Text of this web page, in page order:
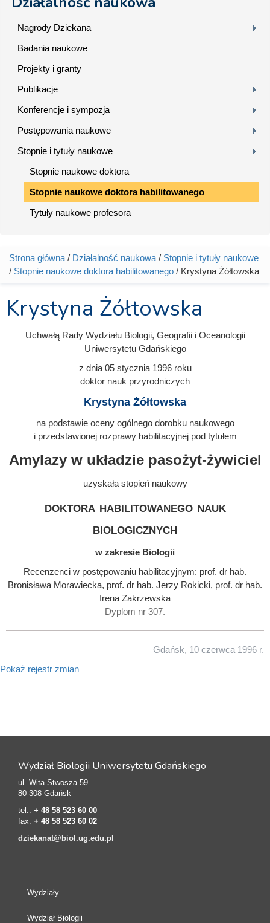
Nagrody Dziekana
Badania naukowe
Projekty i granty
Publikacje
Konferencje i sympozja
Postępowania naukowe
Stopnie i tytuły naukowe
Stopnie naukowe doktora
Stopnie naukowe doktora habilitowanego
Tytuły naukowe profesora
Jesteś tutaj
Strona główna / Działalność naukowa / Stopnie i tytuły naukowe
/ Stopnie naukowe doktora habilitowanego / Krystyna Żółtowska
Krystyna Żółtowska
Uchwałą Rady Wydziału Biologii, Geografii i Oceanologii
Uniwersytetu Gdańskiego
z dnia 05 stycznia 1996roku
doktor nauk przyrodniczych
Krystyna Żółtowska
na podstawie oceny ogólnego dorobku naukowego
i przedstawionej rozprawy habilitacyjnej pod tytułem
Amylazy w układzie pasożyt-żywiciel
uzyskała stopień naukowy
doktora habilitowanego nauk
biologicznych
w zakresie Biologii
Recenzenci w postępowaniu habilitacyjnym: prof. dr hab.
Bronisława Morawiecka, prof. dr hab. Jerzy Rokicki, prof. dr hab.
Irena Zakrzewska
Dyplom nr 307.
Gdańsk, 10 czerwca 1996 r.
Pokaż rejestr zmian
Wydział Biologii Uniwersytetu Gdańskiego
ul. Wita Stwosza 59
80-308 Gdańsk
tel.: + 48 58 523 60 00
fax: + 48 58 523 60 02
dziekanat@biol.ug.edu.pl
Wydziały
Wydział Biologii